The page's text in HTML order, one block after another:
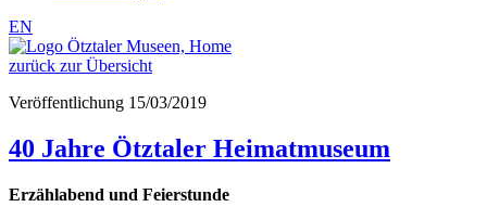
EN
zurück zur Übersicht
Veröffentlichung 15/03/2019
40 Jahre Ötztaler Heimatmuseum
Erzählabend und Feierstunde